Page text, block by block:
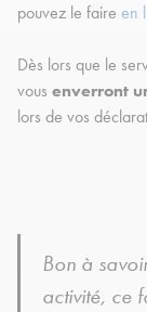
pouvez le faire en
Dès lors que le
vous enverront
lors de vos
Bon à
activité, ce